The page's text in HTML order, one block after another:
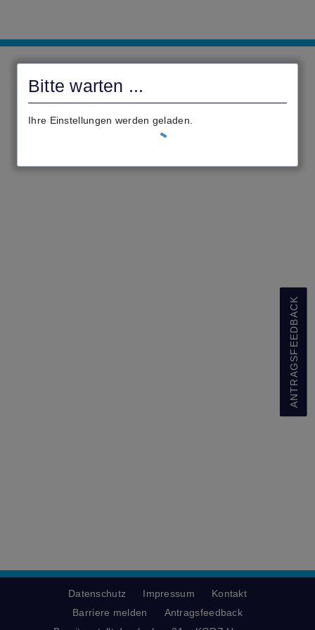
Bitte warten ...
Ihre Einstellungen werden geladen.
ANTRAGSFEEDBACK
Datenschutz Impressum
Kontakt
Barriere melden
Antragsfeedback